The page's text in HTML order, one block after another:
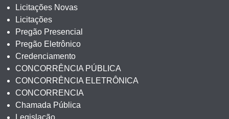
Licitações Novas
Licitações
Pregão Presencial
Pregão Eletrônico
Credenciamento
CONCORRÊNCIA PÚBLICA
CONCORRÊNCIA ELETRÔNICA
CONCORRENCIA
Chamada Pública
Legislação